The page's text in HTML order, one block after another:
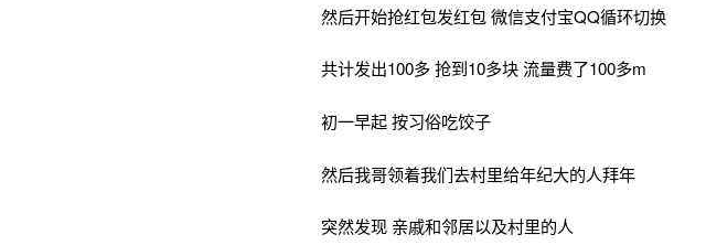
然后开始抢红包发红包 微信支付宝QQ循环切换
共计发出100多 抢到10多块 流量费了100多m
初一早起 按习俗吃饺子
然后我哥领着我们去村里给年纪大的人拜年
突然发现 亲戚和邻居以及村里的人